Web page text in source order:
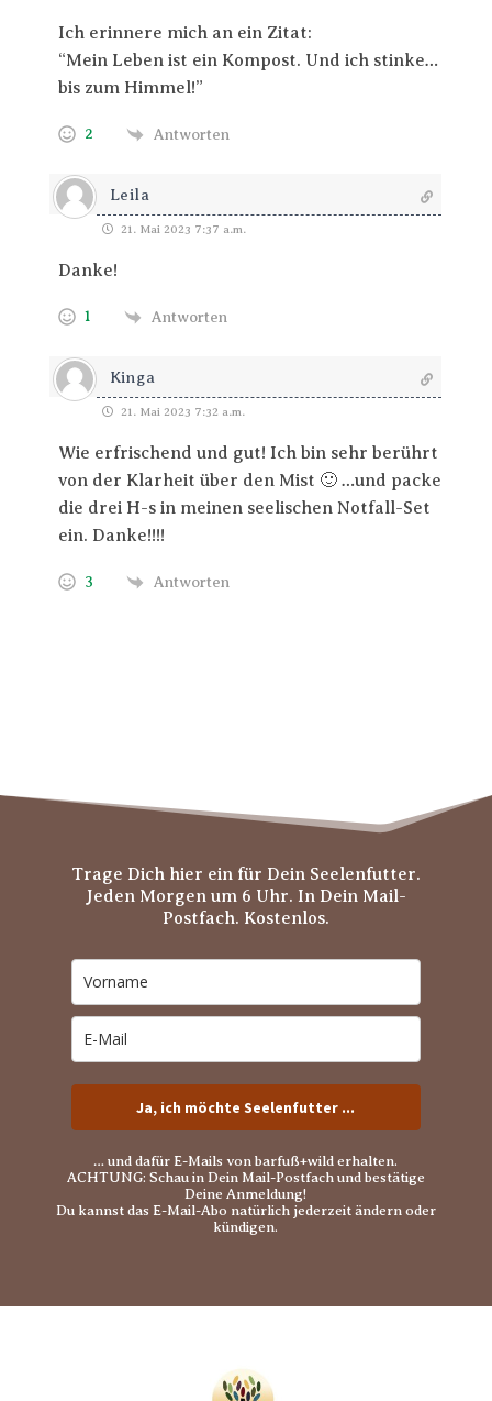
Ich erinnere mich an ein Zitat:
“Mein Leben ist ein Kompost. Und ich stinke…
bis zum Himmel!”
2 Antworten
Leila
21. Mai 2023 7:37 a.m.
Danke!
1 Antworten
Kinga
21. Mai 2023 7:32 a.m.
Wie erfrischend und gut! Ich bin sehr berührt
von der Klarheit über den Mist 🙂 …und packe
die drei H-s in meinen seelischen Notfall-Set
ein. Danke!!!!
3 Antworten
Trage Dich hier ein für Dein Seelenfutter.
Jeden Morgen um 6 Uhr. In Dein Mail-
Postfach. Kostenlos.
Ja, ich möchte Seelenfutter ...
… und dafür E-Mails von barfuß+wild erhalten.
ACHTUNG: Schau in Dein Mail-Postfach und bestätige
Deine Anmeldung!
Du kannst das E-Mail-Abo natürlich jederzeit ändern oder
kündigen.